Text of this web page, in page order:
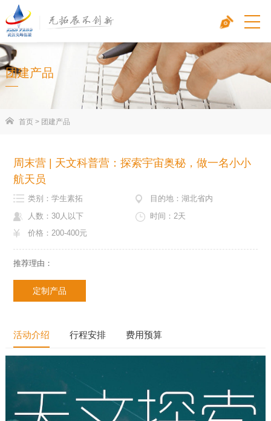
团建产品
首页> 团建产品
周末营 | 天文科普营：探索宇宙奥秘，做一名小小
航天员
类别：学生素拓
目的地：湖北省内
人数：30人以下
时间：2天
价格：200-400元
推荐理由：
定制产品
活动介绍 行程安排 费用预算